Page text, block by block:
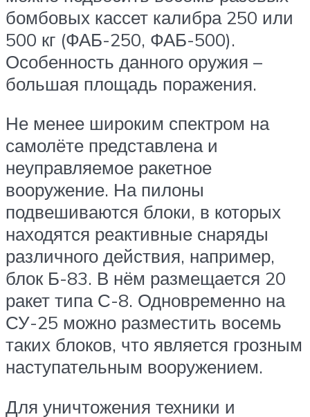
бомбовых кассет калибра 250 или
500 кг (ФАБ-250, ФАБ-500).
Особенность данного оружия –
большая площадь поражения.
Не менее широким спектром на
самолёте представлена и
неуправляемое ракетное
вооружение. На пилоны
подвешиваются блоки, в которых
находятся реактивные снаряды
различного действия, например,
блок Б-83. В нём размещается 20
ракет типа С-8. Одновременно на
СУ-25 можно разместить восемь
таких блоков, что является грозным
наступательным вооружением.
Для уничтожения техники и